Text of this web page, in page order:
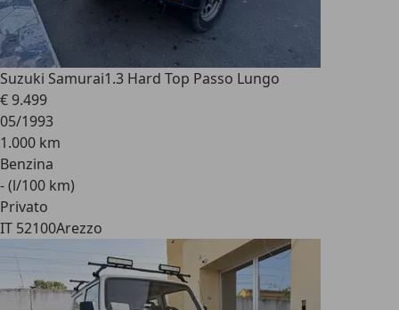
Suzuki Samurai1.3 Hard Top Passo Lungo
€ 9.499
05/1993
1.000 km
Benzina
- (l/100 km)
Privato
IT 52100Arezzo